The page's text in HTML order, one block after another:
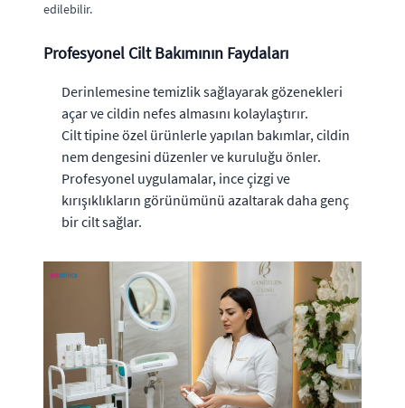
edilebilir.
Profesyonel Cilt Bakımının Faydaları
Derinlemesine temizlik sağlayarak gözenekleri
açar ve cildin nefes almasını kolaylaştırır.
Cilt tipine özel ürünlerle yapılan bakımlar, cildin
nem dengesini düzenler ve kuruluğu önler.
Profesyonel uygulamalar, ince çizgi ve
kırışıklıkların görünümünü azaltarak daha genç
bir cilt sağlar.